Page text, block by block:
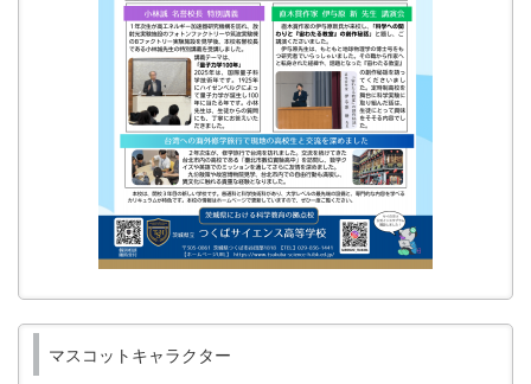
マスコットキャラクター